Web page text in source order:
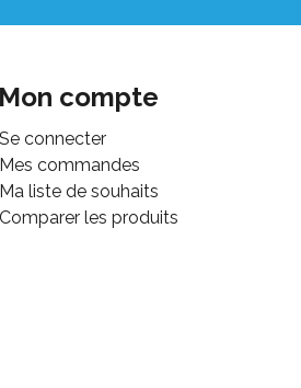
Mon compte
Se connecter
Mes commandes
Ma liste de souhaits
Comparer les produits